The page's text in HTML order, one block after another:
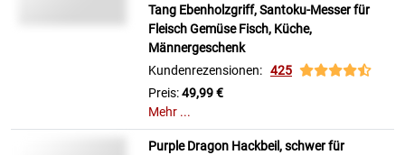
Tang Ebenholzgriff, Santoku-Messer für
Fleisch Gemüse Fisch, Küche,
Männergeschenk
Kundenrezensionen: 425
Preis:49,99 €
Mehr ...
Purple Dragon Hackbeil, schwer für